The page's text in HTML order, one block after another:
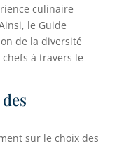
culinaire
le Guide
de la diversité
à travers le
sur le choix des